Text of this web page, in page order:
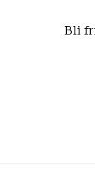
Bli